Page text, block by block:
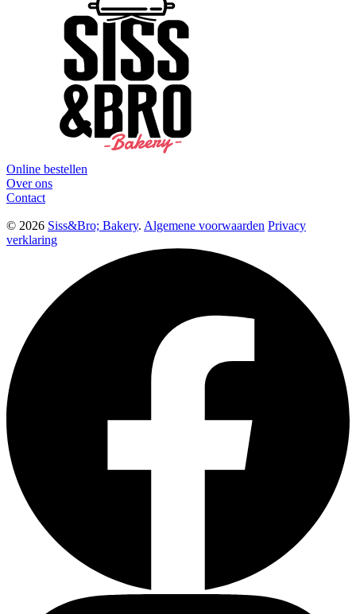
Online bestellen
Over ons
Contact
© 2026 Siss&Bro; Bakery. Algemene voorwaarden Privacy
verklaring